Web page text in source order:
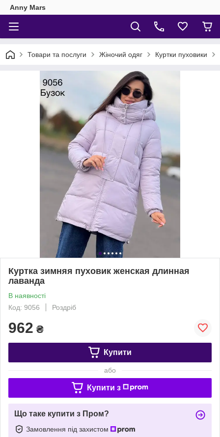
Anny Mars
Товари та послуги Жіночий одяг Куртки пуховики
Куртка зимняя пуховик женская длинная
лаванда
В наявності
Код: 9056
Роздріб
962 ₴
Купити
або
Купити з
Що таке купити з Пром?
Замовлення під захистом